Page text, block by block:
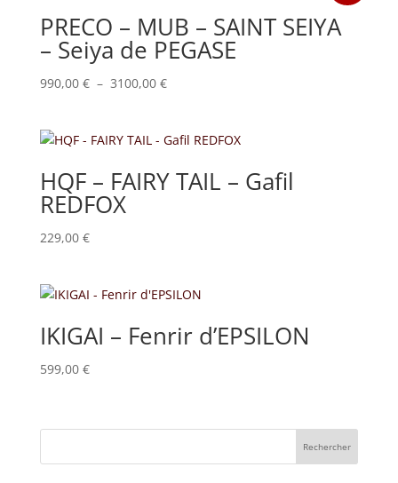
PRECO – MUB – SAINT SEIYA
– Seiya de PEGASE
990,00 € – 3100,00 €Plage
990,00 €
3100,00 €
HQF – FAIRY TAIL – Gafil
REDFOX
229,00 €
IKIGAI – Fenrir d’EPSILON
599,00 €
Rechercher